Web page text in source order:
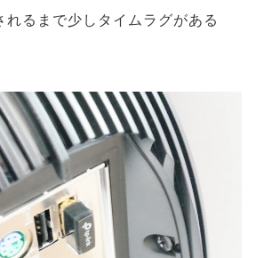
れるまで少しタイムラグがある